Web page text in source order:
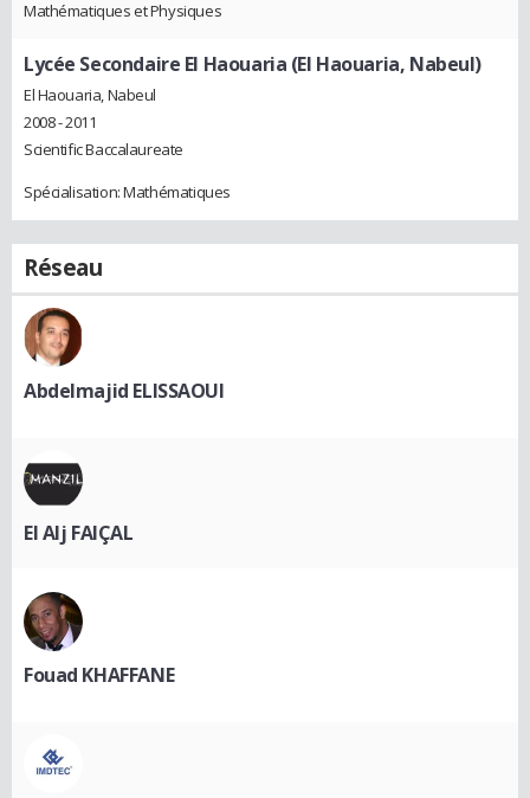
Mathématiques et Physiques
Lycée Secondaire El Haouaria (El Haouaria, Nabeul)
El Haouaria, Nabeul
2008 - 2011
Scientific Baccalaureate
Spécialisation: Mathématiques
Réseau
Abdelmajid ELISSAOUI
El Alj FAIÇAL
Fouad KHAFFANE